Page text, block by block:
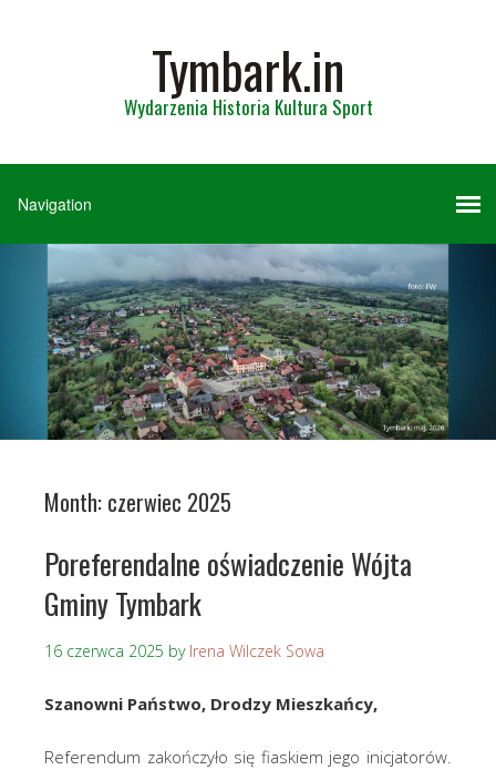
Tymbark.in
Wydarzenia Historia Kultura Sport
Month: czerwiec 2025
Poreferendalne oświadczenie Wójta
Gminy Tymbark
16 czerwca 2025 by Irena Wilczek Sowa
Szanowni Państwo, Drodzy Mieszkańcy,
Referendum zakończyło się fiaskiem jego inicjatorów.